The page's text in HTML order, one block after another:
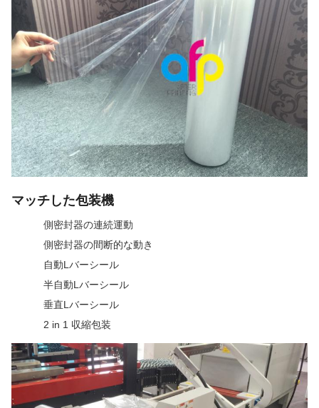
マッチした包装機
側密封器の連続運動
側密封器の間断的な動き
自動Lバーシール
半自動Lバーシール
垂直Lバーシール
2 in 1 収縮包装